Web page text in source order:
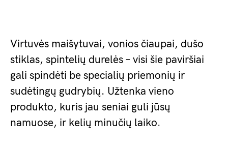
Virtuvės maišytuvai, vonios čiaupai, dušo
stiklas, spintelių durelės – visi šie paviršiai
gali spindėti be specialių priemonių ir
sudėtingų gudrybių. Užtenka vieno
produkto, kuris jau seniai guli jūsų
namuose, ir kelių minučių laiko.